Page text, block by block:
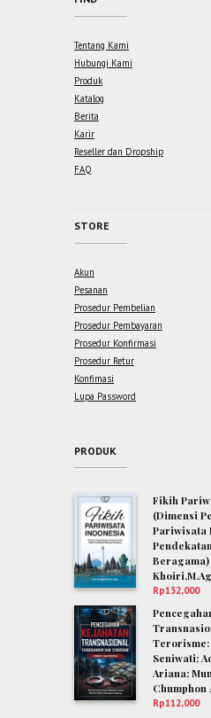
Tentang Kami
Hubungi Kami
Produk
Katalog
Berita
Karir
Reseller dan Dropship
FAQ
STORE
Akun
Pesanan
Prosedur Pembelian
Prosedur Pembayaran
Prosedur Konfirmasi
Prosedur Retur
Konfimasi
Lupa Password
PRODUK
Fikih
(Dimensi
Pariwisata
Rp132,000
Terorisme:
Seniwati;
Ariana;
Chumphon
Rp112,000